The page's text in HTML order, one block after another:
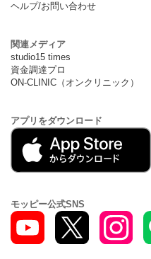
ヘルプ/お問い合わせ
関連メディア
studio15 times
資金調達プロ
ON-CLINIC（オンクリニック）
アプリをダウンロード
モッピー公式SNS